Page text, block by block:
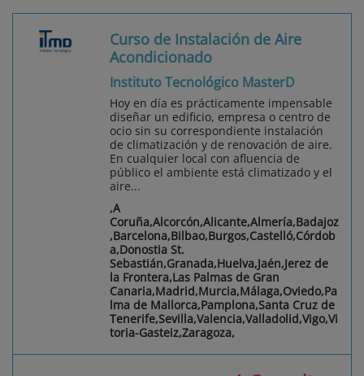
Curso de Instalación de Aire
Acondicionado
Instituto Tecnológico MasterD
Hoy en día es prácticamente impensable
diseñar un edificio, empresa o centro de
ocio sin su correspondiente instalación
de climatización y de renovación de aire.
En cualquier local con afluencia de
público el ambiente está climatizado y el
aire...
,A
Coruña,Alcorcón,Alicante,Almería,Badajoz
,Barcelona,Bilbao,Burgos,Castelló,Córdob
a,Donostia St.
Sebastián,Granada,Huelva,Jaén,Jerez de
la Frontera,Las Palmas de Gran
Canaria,Madrid,Murcia,Málaga,Oviedo,Pa
lma de Mallorca,Pamplona,Santa Cruz de
Tenerife,Sevilla,Valencia,Valladolid,Vigo,Vi
toria-Gasteiz,Zaragoza,